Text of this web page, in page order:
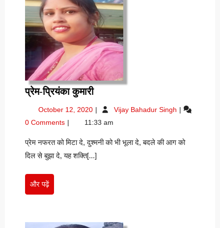
प्रेम-प्रियंका कुमारीप्रेम-
कुमारी
October 12, 2020 October
2020
Vijay Bahadur Singh प्रेम-
0 Comments 11:33 am
प्रेम नफरत को मिटा दे, दुश्मनी को भी भूला दे, बदले की आग को
दिल से बुझा दे, यह शक्ति[...]
और पढ़ेंऔर
पढ़ें